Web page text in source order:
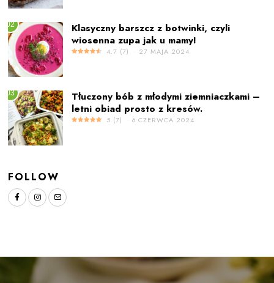
02
Klasyczny barszcz z botwinki, czyli
wiosenna zupa jak u mamy!
4.7 (7) 27 MAJA 2024
03
Tłuczony bób z młodymi ziemniaczkami –
letni obiad prosto z kresów.
5 (7) 6 CZERWCA 2024
FOLLOW